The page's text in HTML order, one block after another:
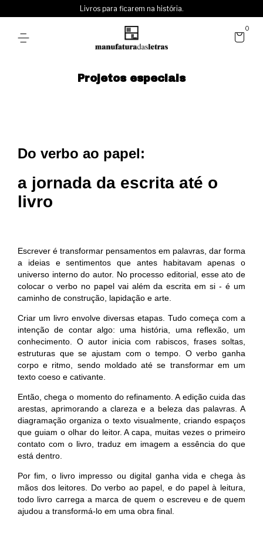
Livros para ficarem na história.
0
Projetos especiais
Do verbo ao papel:
a jornada da escrita até o
livro
Escrever é transformar pensamentos em palavras, dar forma
a ideias e sentimentos que antes habitavam apenas o
universo interno do autor. No processo editorial, esse ato de
colocar o verbo no papel vai além da escrita em si - é um
caminho de construção, lapidação e arte.
Criar um livro envolve diversas etapas. Tudo começa com a
intenção de contar algo: uma história, uma reflexão, um
conhecimento. O autor inicia com rabiscos, frases soltas,
estruturas que se ajustam com o tempo. O verbo ganha
corpo e ritmo, sendo moldado até se transformar em um
texto coeso e cativante.
Então, chega o momento do refinamento. A edição cuida das
arestas, aprimorando a clareza e a beleza das palavras. A
diagramação organiza o texto visualmente, criando espaços
que guiam o olhar do leitor. A capa, muitas vezes o primeiro
contato com o livro, traduz em imagem a essência do que
está dentro.
Por fim, o livro impresso ou digital ganha vida e chega às
mãos dos leitores. Do verbo ao papel, e do papel à leitura,
todo livro carrega a marca de quem o escreveu e de quem
ajudou a transformá-lo em uma obra final.